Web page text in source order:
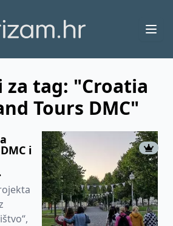
za tag: "Croatia
Tours DMC"
i